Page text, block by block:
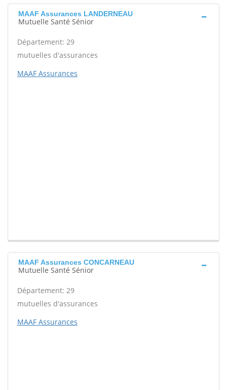
MAAF Assurances LANDERNEAU
Mutuelle Santé Sénior
Département: 29
mutuelles d'assurances
MAAF Assurances
MAAF Assurances CONCARNEAU
Mutuelle Santé Sénior
Département: 29
mutuelles d'assurances
MAAF Assurances